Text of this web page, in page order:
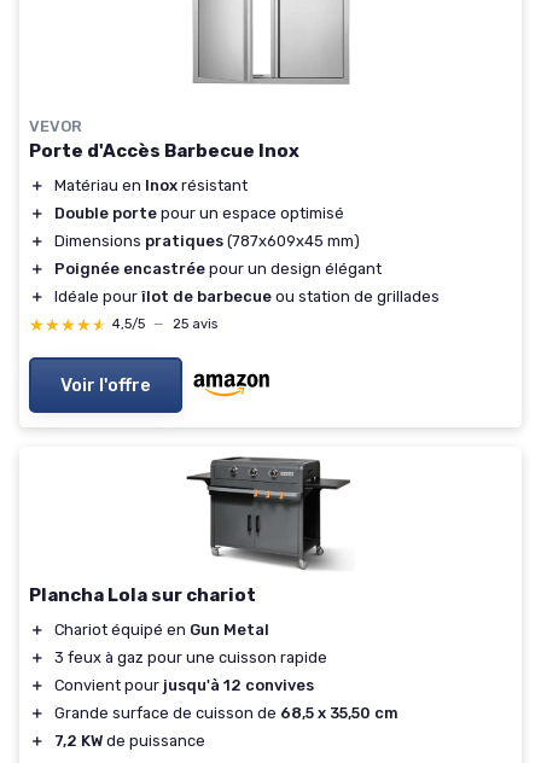
VEVOR
Porte d'Accès Barbecue Inox
＋ Matériau en Inox résistant
＋
Double porte pour un espace optimisé
＋
Dimensions pratiques (787x609x45 mm)
＋
Poignée encastrée pour un design élégant
＋
Idéale pour îlot de barbecue ou station de grillades
★★★★★
★★★★★ 4,5/5 — 25 avis
Voir l'offre
Plancha Lola sur chariot
＋ Chariot équipé en Gun Metal
＋
3 feux à gaz pour une cuisson rapide
＋
Convient pour jusqu'à 12 convives
＋
Grande surface de cuisson de 68,5 x 35,50 cm
＋
7,2 KW de puissance